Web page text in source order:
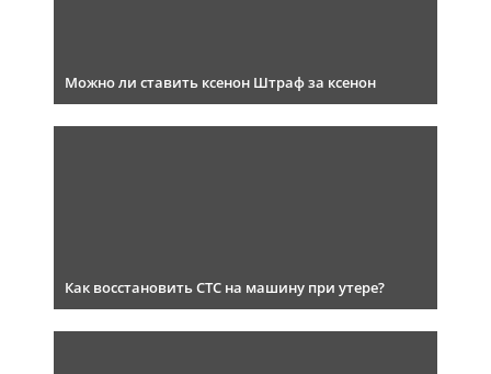
Можно ли ставить ксенон Штраф за ксенон
Как восстановить СТС на машину при утере?